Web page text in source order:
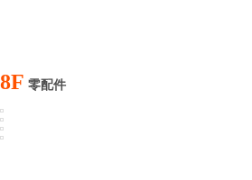
8F 零配件